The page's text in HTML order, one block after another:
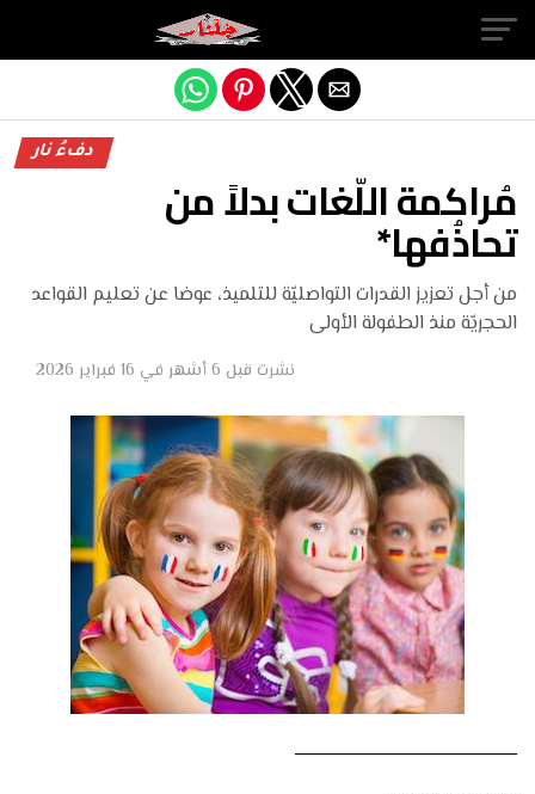
دفءُ نار
مُراكمة اللّغات بدلاً من
تحاذُفها*
من أجل تعزيز القدرات التواصليّة للتلميذ، عوضا عن تعليم القواعد
الحجريّة منذ الطفولة الأولى
نشرت قبل 6 أشهر في 16 فبراير 2026
ـــــــــــــــــــــــــــــــــــــــــــــــــــــــــــــــــــــــــــــــــــــــــــــ
Exit mobile version